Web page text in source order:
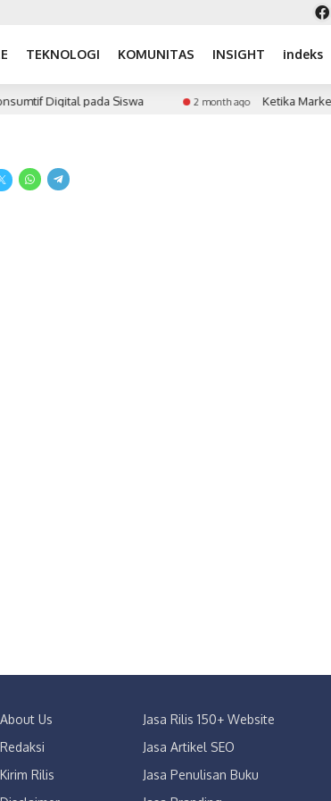
TEKNOLOGI KOMUNITAS INSIGHT indeks
Digital pada Siswa 2 month ago Ketika Market
About Us
Redaksi
Kirim Rilis
Jasa Rilis 150+ Website
Jasa Artikel SEO
Jasa Penulisan Buku